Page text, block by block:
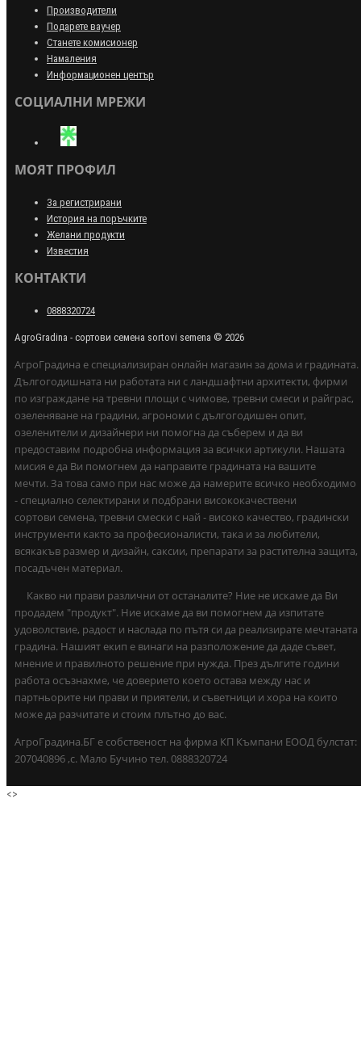
Производители
Подарете ваучер
Станете комисионер
Намаления
Информационен център
СОЦИАЛНИ МРЕЖИ
МОЯТ ПРОФИЛ
За регистрирани
История на поръчките
Желани продукти
Известия
КОНТАКТИ
0888320724
AgroGradina - сортови семена sortovi semena © 2026
АгроГрадина е специализиран онлайн магазин за дома и градината.
Дългогодишната ни работата ни с ландшафтни архитекти, фирми
по изграждане на тревни площи с чимове, тревни смеси и райграс,
озеленяване на градини, агрономи с дългогодишен опит,
озеленители и дизайнери ни помогна да съберем и да ви
предоставим подробна информация за всички артикули. Нашата
мисия е да Ви помогнем да направите градината на вашите
мечти. За това само при нас може да намерите всичко необходимо
- специално селектирани и подбрани висококачествени
сортови семена, тревни смески с най - високо качество, градински
инструменти както за професионалисти, така и за любители,
всякакъв размер и дизайн, саксии, препарати за растителна защита,
посадъчен материал.
Какво ни прави различни от останалите? Ние не искаме да Ви
продадем "продукт". Ние искаме да ви помогнем да изпитате
удоволствие, радост и наслада по пътя си да реализирате мечтаната
градина. Нашият екип е винаги на разположение да даде съвет,
мнение и правилното решение при нужда. През дългите години
работа осъзнахме, че доверието което остава между нас и
партньорите ни прави и приятели, и съветници и хора на които
може да разчитате и стоим плътно до вас.
АгроГрадина.БГ е собственост на фирма КП Къмпани ЕООД булстат:
207040896 ,с. Мало Бучино тел. 0888320724
<>